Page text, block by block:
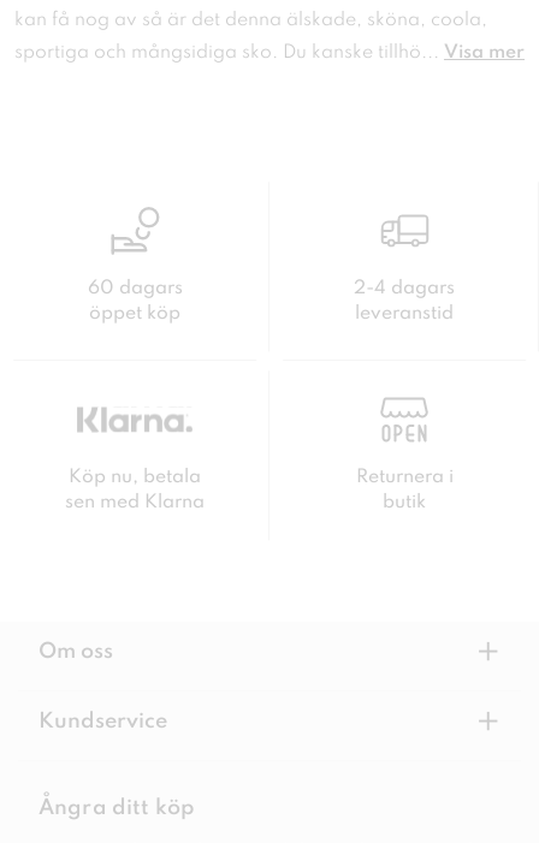
kan få nog av så är det denna älskade, sköna, coola,
sportiga och mångsidiga sko. Du kanske tillhö... Visa mer
60 dagars
öppet köp
2-4 dagars
leveranstid
Köp nu, betala
sen med Klarna
Returnera i
butik
Om oss +
Kundservice +
Ångra ditt köp